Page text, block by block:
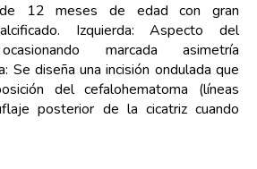
12 meses de edad con gran
Izquierda: Aspecto del
marcada asimetría
Se diseña una incisión ondulada que
del cefalohematoma (líneas
posterior de la cicatriz cuando